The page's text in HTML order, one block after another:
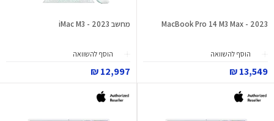
MacBook Pro 14 M3 Max - 2023
הוסף להשוואה
13,549 ₪
מחשב iMac M3 - 2023
הוסף להשוואה
12,997 ₪